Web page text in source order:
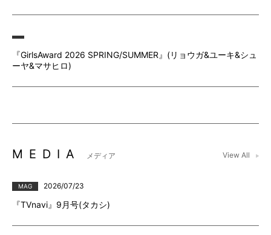
『GirlsAward 2026 SPRING/SUMMER』(リョウガ&ユーキ&シュ
ーヤ&マサヒロ)
MEDIA メディア View All
MAG 2026/07/23
『TVnavi』9月号(タカシ)